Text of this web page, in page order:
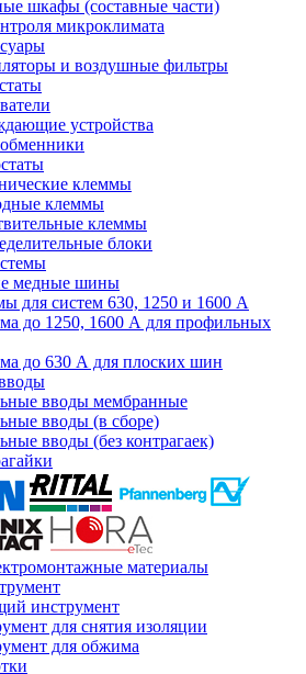
шкафы (составные части)
микроклимата
и воздушные фильтры
устройства
клеммы
клеммы
клеммы
блоки
медные шины
для систем 630, 1250 и 1600 А
до 1250, 1600 А для профильных
до 630 А для плоских шин
вводы мембранные
вводы (в сборе)
вводы (без контрагаек)
материалы
инструмент
для снятия изоляции
для обжима